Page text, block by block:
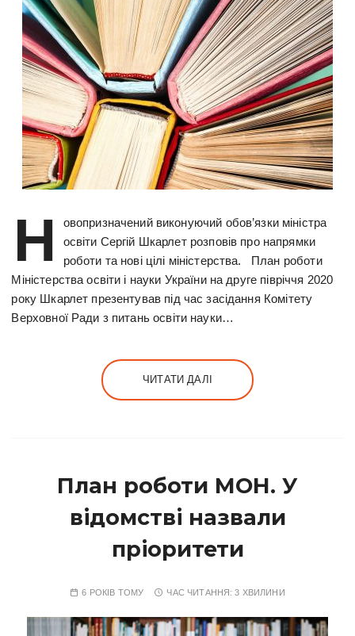
Н
овопризначений виконуючий обов’язки міністра
освіти Сергій Шкарлет розповів про напрямки
роботи та нові цілі міністерства. План роботи
Міністерства освіти і науки України на друге півріччя 2020
року Шкарлет презентував під час засідання Комітету
Верховної Ради з питань освіти науки…
ЧИТАТИ ДАЛІ
План роботи МОН. У
відомстві назвали
пріоритети
6 РОКІВ ТОМУ ЧАС ЧИТАННЯ:3 ХВИЛИНИ